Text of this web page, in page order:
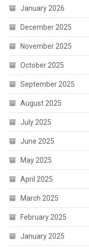
January 2026
December 2025
November 2025
October 2025
September 2025
August 2025
July 2025
June 2025
May 2025
April 2025
March 2025
February 2025
January 2025